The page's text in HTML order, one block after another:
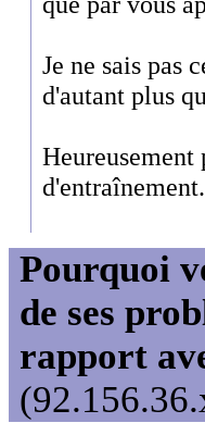
Je ne sais pas
d'autant plus
Heureusement
d'entraînement.
Pourquoi
de ses
rapport